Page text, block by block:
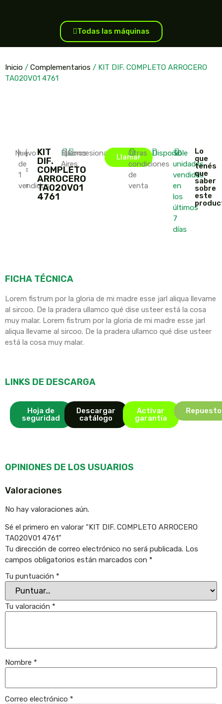
Todas las máquinas
Inicio / Complementarios / KIT DIF. COMPLETO ARROCERO
TA020V01 4761
Nuevo
|+
de
1
vendidos
|
KIT
DIF.
COMPLETO
ARROCERO
TA020V01
4761
Buenos
Aires
|Concesionario Llamar
Otras
condiciones
de
venta
Disponible
30
unidades
vendidas
en
los
últimos
7
días
Lo
que
tenés
que
saber
sobre
este
FICHA TÉCNICA
Lorem fistrum por la gloria de mi madre esse jarl aliqua llevame
al sircoo. De la pradera ullamco qué dise usteer está la cosa
muy malar. Lorem fistrum por la gloria de mi madre esse jarl
aliqua llevame al sircoo. De la pradera ullamco qué dise usteer
está la cosa muy malar.
LINKS DE DESCARGA
Hoja de
seguridad
Descargar
catálogo
Activar
garantía
OPINIONES DE LOS USUARIOS
Valoraciones
No hay valoraciones aún.
Sé el primero en valorar “KIT DIF. COMPLETO ARROCERO
TA020V01 4761”
Tu dirección de correo electrónico no será publicada. Los
campos obligatorios están marcados con *
Tu puntuación *
Tu valoración *
Nombre *
Correo electrónico *